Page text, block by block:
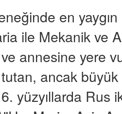
en
ile Mekanik ve
annesine yere
ancak
yüzyıllarda Rus